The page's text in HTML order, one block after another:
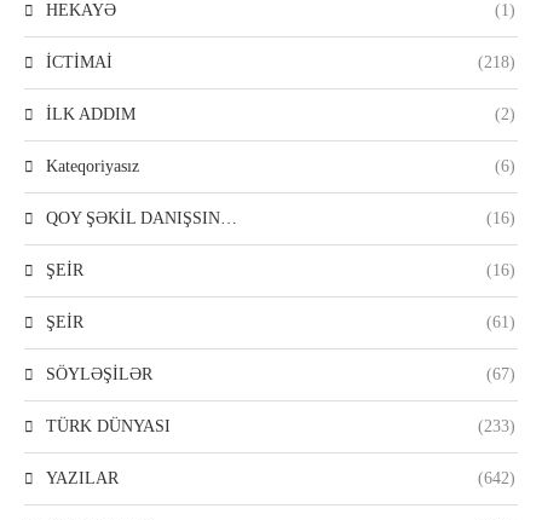
HEKAYƏ (1)
İCTİMAİ (218)
İLK ADDIM (2)
Kateqoriyasız (6)
QOY ŞƏKİL DANIŞSIN… (16)
ŞEİR (16)
ŞEİR (61)
SÖYLƏŞİLƏR (67)
TÜRK DÜNYASI (233)
YAZILAR (642)